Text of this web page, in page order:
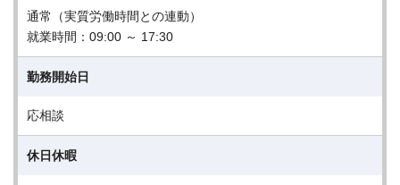
通常（実質労働時間との連動）
就業時間：09:00 ～ 17:30
勤務開始日
応相談
休日休暇